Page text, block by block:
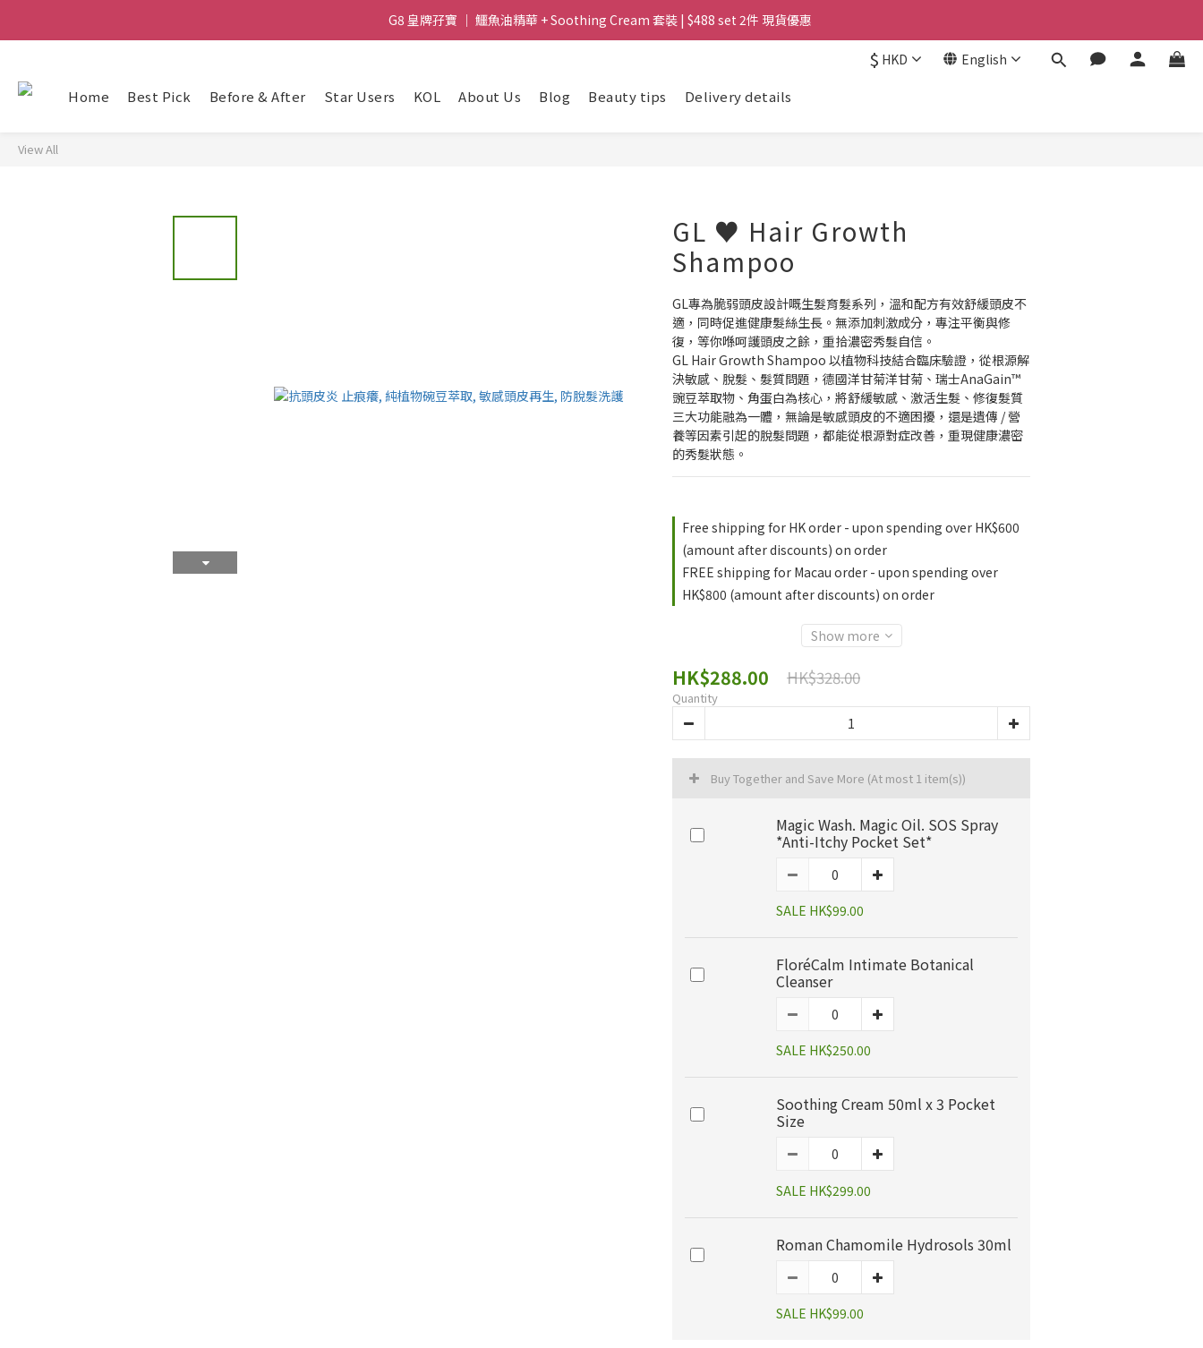
Magic Face Wash 洗面 「調皮水」 卸妝.柔膚.零殘留 ｜ $199 支 30ml | 快閃優惠
G8 皇牌孖寶 ｜ 鱷魚油精華 + Soothing Cream 套裝 | $488 set 2件 現貨優惠
Magic Face Wash 洗面 「調皮水」 卸妝.柔膚.零殘留 ｜ $199 支 30ml | 快閃優惠
$ HKD English
Home Best Pick Before & After Star Users KOL About Us Blog Beauty tips Delivery details
View All
GL ♥️ Hair Growth
Shampoo
GL專為脆弱頭皮設計嘅生髮育髮系列，溫和配方有效舒緩頭皮不
適，同時促進健康髮絲生長。無添加刺激成分，專注平衡與修
復，等你喺呵護頭皮之餘，重拾濃密秀髮自信。
GL Hair Growth Shampoo 以植物科技結合臨床驗證，從根源解
決敏感、脫髮、髮質問題，德國洋甘菊洋甘菊、瑞士AnaGain™️
豌豆萃取物、角蛋白為核心，將舒緩敏感、激活生髮、修復髮質
三大功能融為一體，無論是敏感頭皮的不適困擾，還是遺傳 / 營
養等因素引起的脫髮問題，都能從根源對症改善，重現健康濃密
的秀髮狀態。
Free shipping for HK order - upon spending over HK$600
(amount after discounts) on order
FREE shipping for Macau order - upon spending over
HK$800 (amount after discounts) on order
Show more
HK$288.00 HK$328.00
Quantity
Buy Together and Save More (At most 1 item(s))
Magic Wash. Magic Oil. SOS Spray
*Anti-Itchy Pocket Set*
SALE HK$99.00
FloréCalm Intimate Botanical
Cleanser
SALE HK$250.00
Soothing Cream 50ml x 3 Pocket
Size
SALE HK$299.00
Roman Chamomile Hydrosols 30ml
SALE HK$99.00